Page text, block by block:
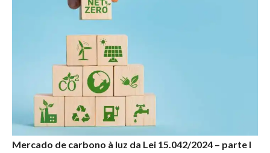
Mercado de carbono à luz da Lei 15.042/2024 – parte I